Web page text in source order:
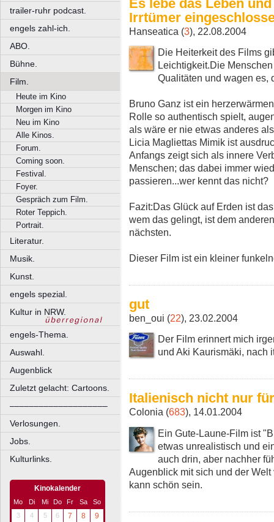
trailer-ruhr podcast.
engels zahl-ich.
ABO.
Bühne.
Film.
Heute im Kino
Morgen im Kino
Neu im Kino
Alle Kinos.
Forum.
Coming soon.
Festival.
Foyer.
Gespräch zum Film.
Roter Teppich.
Portrait.
Literatur.
Musik.
Kunst.
engels spezial.
Kultur in NRW.
engels-Thema.
Auswahl.
Augenblick
Zuletzt gelacht: Cartoons.
––––––––––––––––––––
Verlosungen.
Jobs.
Kulturlinks.
Kinokalender
Mo Di Mi Do Fr Sa
So
3
4 5 6 7 8
9
Es lebe das Leben
Irrtümer
Hanseatica (3), 22.08.2004
Die Heiterkeit des Films
Leichtigkeit.Die
Qualitäten und wagen es,
Bruno Ganz ist ein
Rolle so authentisch spielt,
als wäre er nie etwas anderes
Licia Magliettas Mimik ist
Anfangs zeigt sich als innere
Menschen; das dabei immer
passieren...wer kennt das nicht?
Fazit:Das Glück auf Erden ist
wem das gelingt, ist dem
nächsten.
Dieser Film ist ein kleiner
gut
ben_oui (22), 23.02.2004
Der Film erinnert mich
und Aki Kaurismäki, nach
Italienisch nicht nur
Colonia (683), 14.01.2004
Ein Gute-Laune-Film ist
etwas unrealistisch und
auch drin, aber nachher
Augenblick mit sich und der
kann schön sein.